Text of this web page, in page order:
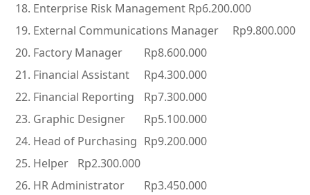
Enterprise Risk Management Rp6.200.000
External Communications Manager
Rp9.800.000
Factory Manager
Rp8.600.000
Financial Assistant
Rp4.300.000
Financial Reporting
Rp7.300.000
Graphic Designer
Rp5.100.000
Head of Purchasing Rp9.200.000
Helper
Rp2.300.000
HR Administrator
Rp3.450.000